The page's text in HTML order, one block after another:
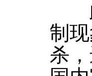
此
制
杀